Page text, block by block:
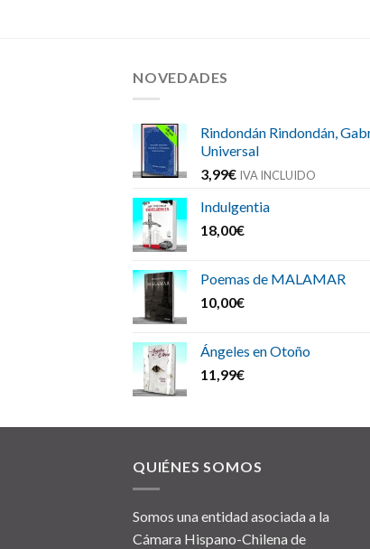
NOVEDADES
Rindondán Rindondán,
Universal
3,99€ IVA INCLUIDO
Indulgentia
18,00€
Poemas de MALAMAR
10,00€
Ángeles en Otoño
11,99€
QUIÉNES SOMOS
Somos una entidad asociada a la
Cámara Hispano-Chilena de